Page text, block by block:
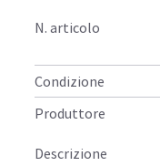
N. articolo
Condizione
Produttore
Descrizione